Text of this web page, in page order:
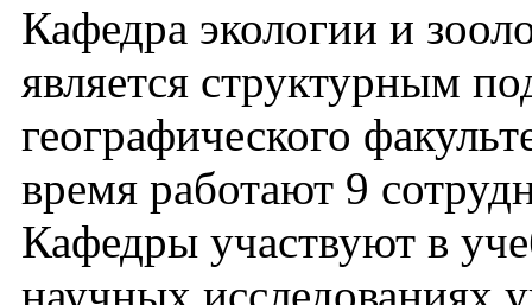
Кафедра экологии и
является структурным
географического
время работают 9
Кафедры участвуют в